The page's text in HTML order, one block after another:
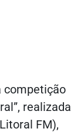
competição
realizada
FM),